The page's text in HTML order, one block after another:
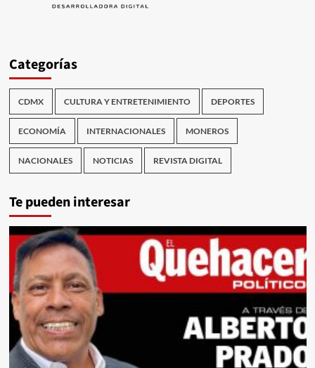
Categorías
CDMX CULTURA Y ENTRETENIMIENTO DEPORTES
ECONOMÍA INTERNACIONALES MONEROS
NACIONALES NOTICIAS REVISTA DIGITAL
Te pueden interesar